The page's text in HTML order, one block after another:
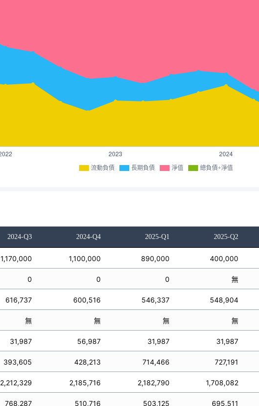
流動負債 長期負債 淨值 總負債+淨值
2024-Q3 2024-Q4 2025-Q1 2025-Q2
1,170,000 1,100,000 890,000 400,000
0 0 0 無
616,737 600,516 546,337 548,904
無 無 無 無
31,987 56,987 31,987 31,987
393,605 428,213 714,466 727,191
2,212,329 2,185,716 2,182,790 1,708,082
768,287 510,716 503,125 695,511